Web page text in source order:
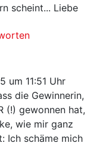
scheint... Liebe
um 11:51 Uhr
die Gewinnerin,
(!) gewonnen hat,
wie mir ganz
Ich schäme mich